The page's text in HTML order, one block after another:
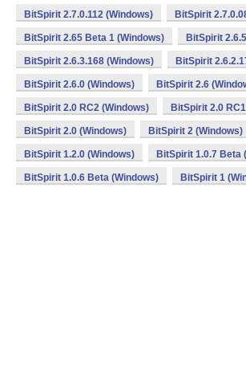
BitSpirit 2.7.0.112 (Windows) BitSpirit
BitSpirit 2.65 Beta 1 (Windows) BitSpirit
BitSpirit 2.6.3.168 (Windows) BitSpirit
BitSpirit 2.6.0 (Windows) BitSpirit 2.6
BitSpirit 2.0 RC2 (Windows) BitSpirit 2.0
BitSpirit 2.0 (Windows) BitSpirit 2 (Windows)
BitSpirit 1.2.0 (Windows) BitSpirit 1.0.7 Beta
BitSpirit 1.0.6 Beta (Windows) BitSpirit 1